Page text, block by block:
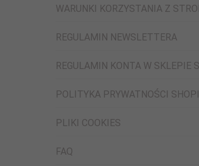
WARUNKI KORZYSTANIA Z
REGULAMIN NEWSLETTERA
REGULAMIN KONTA W SKLEPIE
POLITYKA PRYWATNOŚCI
PLIKI COOKIES
FAQ